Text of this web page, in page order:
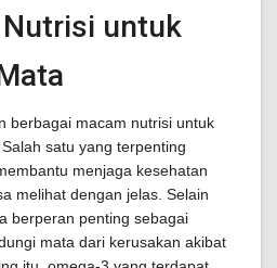
untuk
berbagai macam nutrisi untuk
satu yang terpenting
menjaga kesehatan
melihat dengan jelas. Selain
berperan penting sebagai
mata dari kerusakan akibat